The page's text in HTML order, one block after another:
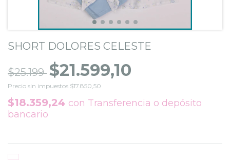
SHORT DOLORES CELESTE
$25.199 $21.599,10
Precio sin impuestos $17.850,50
$18.359,24 con Transferencia o depósito
bancario